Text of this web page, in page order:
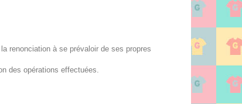
renonciation à se prévaloir de ses propres
des opérations effectuées.